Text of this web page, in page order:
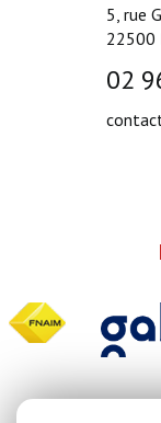
5, rue
22500
02